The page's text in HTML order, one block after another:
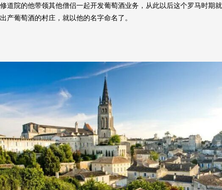
修道院的他带领其他僧侣一起开发葡萄酒业务，从此以后这个罗马时期就
出产葡萄酒的村庄，就以他的名字命名了。